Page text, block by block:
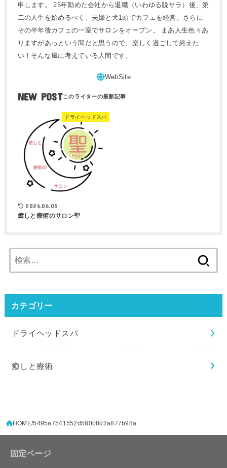
申します。 25年勤めた会社から退職（いわゆる脱サラ）後、第
二の人生を始めるべく、夫婦と犬1頭でカフェを経営。さらに
その半年後カフェの一室でサロンをオープン。 まあ人生色々あ
りますがあっという間だと思うので、楽しく過ごして終えた
い！そんな風に考えている人間です。
NEW POST
ドライヘッドスパ
2026.06.05
癒しと療術のサロン聖
索:
カテゴリー
ドライヘッドスパ
癒しと療術
HOME 5495a7541552d580b8d2a877b98a
固定ページ